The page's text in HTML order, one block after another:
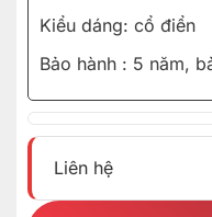
Kiểu dáng: cổ điển
Bảo hành : 5 năm,
Liên hệ